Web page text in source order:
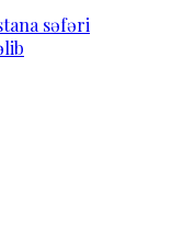
səfəri